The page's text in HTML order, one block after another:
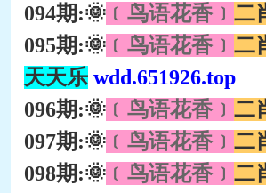
094期:🌞 ﹝鸟语花香﹞ 二
095期:🌞 ﹝鸟语花香﹞ 二
天天乐 wdd.651926.top
096期:🌞 ﹝鸟语花香﹞ 二
097期:🌞 ﹝鸟语花香﹞ 二
098期:🌞 ﹝鸟语花香﹞ 二